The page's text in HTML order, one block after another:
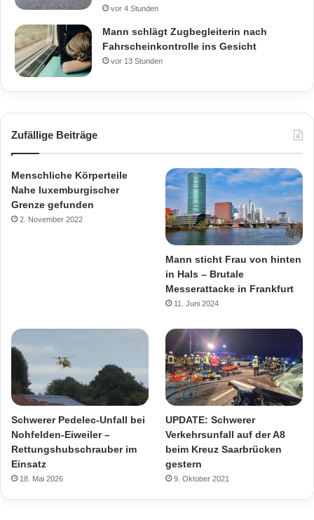
vor 4 Stunden
Mann schlägt Zugbegleiterin nach
Fahrscheinkontrolle ins Gesicht
vor 13 Stunden
Zufällige Beiträge
Menschliche Körperteile
Nahe luxemburgischer
Grenze gefunden
2. November 2022
Mann sticht Frau von hinten
in Hals – Brutale
Messerattacke in Frankfurt
11. Juni 2024
Schwerer Pedelec-Unfall bei
Nohfelden-Eiweiler –
Rettungshubschrauber im
Einsatz
18. Mai 2026
UPDATE: Schwerer
Verkehrsunfall auf der A8
beim Kreuz Saarbrücken
gestern
9. Oktober 2021